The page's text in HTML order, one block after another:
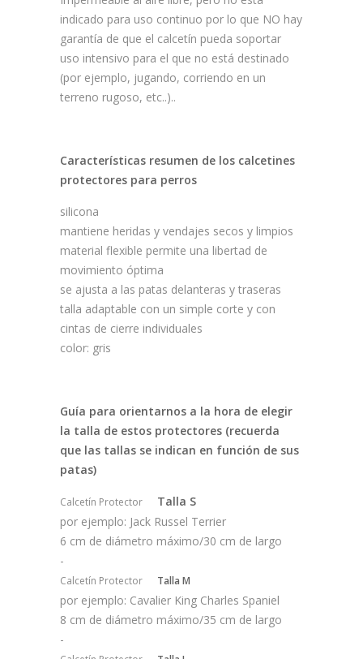
indicado para uso continuo por lo que NO hay
garantía de que el calcetín pueda soportar
uso intensivo para el que no está destinado
(por ejemplo, jugando, corriendo en un
terreno rugoso, etc..)..
Características resumen de los calcetines
protectores para perros
silicona
mantiene heridas y vendajes secos y limpios
material flexible permite una libertad de
movimiento óptima
se ajusta a las patas delanteras y traseras
talla adaptable con un simple corte y con
cintas de cierre individuales
color: gris
Guía para orientarnos a la hora de elegir
la talla de estos protectores (recuerda
que las tallas se indican en función de sus
patas)
Calcetín Protector
Talla S
por ejemplo: Jack Russel Terrier
6 cm de diámetro máximo/30 cm de largo
-
Calcetín Protector Talla M
por ejemplo: Cavalier King Charles Spaniel
8 cm de diámetro máximo/35 cm de largo
-